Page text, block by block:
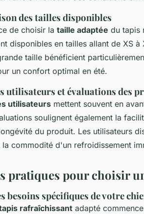
des tailles disponibles
de choisir la taille adaptée du tapis
disponibles en tailles allant de XS
taille bénéficient
un confort optimal en été.
utilisateurs et évaluations des
utilisateurs mettent souvent en
soulignent également la
du produit. Les utilisateurs
la commodité d'un refroidissement
pratiques pour choisir
besoins spécifiques de votre
rafraîchissant adapté